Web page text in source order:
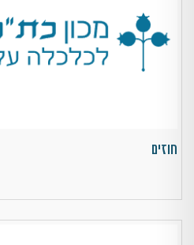
חוזים